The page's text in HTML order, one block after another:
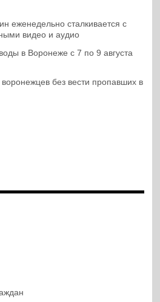
еженедельно сталкивается с
видео и аудио
в Воронеже с 7 по 9 августа
без вести пропавших в